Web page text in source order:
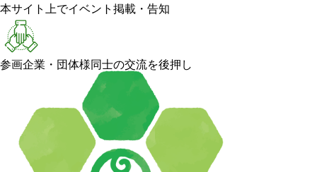
本サイト上でイベント掲載・告知
参画企業・団体様同士の交流を後押し